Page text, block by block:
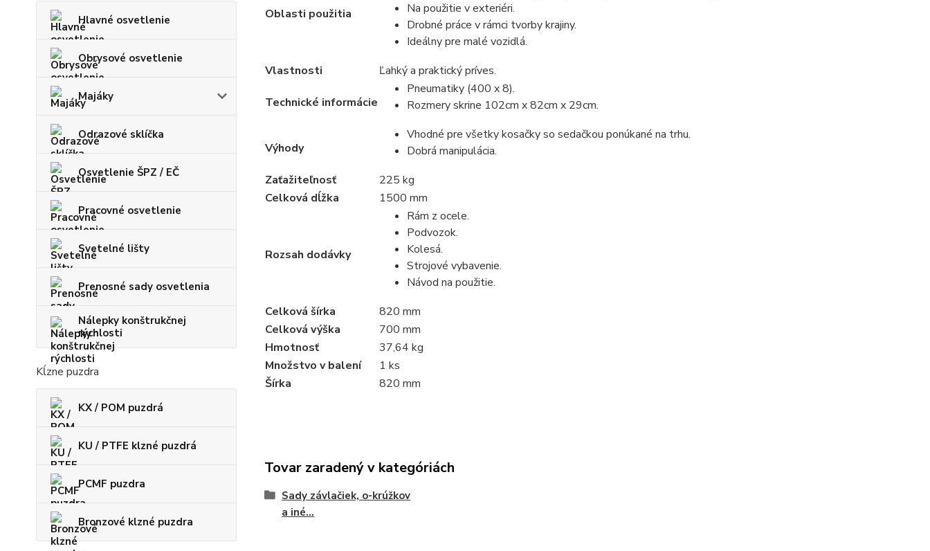
Hlavné osvetlenie
Obrysové osvetlenie
Majáky
Odrazové sklíčka
Osvetlenie ŠPZ / EČ
Pracovné osvetlenie
Svetelné lišty
Prenosné sady osvetlenia
Nálepky konštrukčnej
rýchlosti
Kĺzne puzdra
KX / POM puzdrá
KU / PTFE klzné puzdrá
PCMF puzdra
Bronzové klzné puzdra
Oblasti použitia
Na použitie v exteriéri.
Drobné práce v rámci tvorby krajiny.
Ideálny pre malé vozidlá.
Vlastnosti
Ľahký a praktický príves.
Technické informácie
Pneumatiky (400 x 8).
Rozmery skrine 102cm x 82cm x 29cm.
Výhody
Vhodné pre všetky kosačky so sedačkou ponúkané na trhu.
Dobrá manipulácia.
Zaťažiteľnosť
225 kg
Celková dĺžka
1500 mm
Rozsah dodávky
Rám z ocele.
Podvozok.
Kolesá.
Strojové vybavenie.
Návod na použitie.
Celková šírka
820 mm
Celková výška
700 mm
Hmotnosť
37,64 kg
Množstvo v balení
1 ks
Šírka
820 mm
Tovar zaradený v kategóriách
Sady závlačiek, o-krúžkov
a iné...